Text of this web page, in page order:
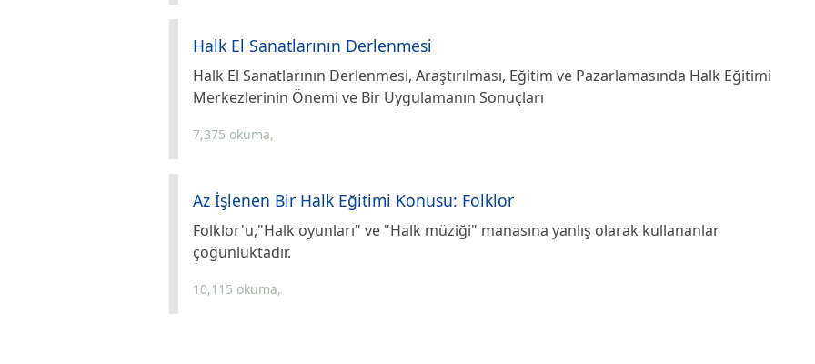
Halk El Sanatlarının Derlenmesi
Halk El Sanatlarının Derlenmesi, Araştırılması, Eğitim ve Pazarlamasında Halk Eğitimi
Merkezlerinin Önemi ve Bir Uygulamanın Sonuçları
7,375 okuma,
Az İşlenen Bir Halk Eğitimi Konusu: Folklor
Folklor'u,"Halk oyunları" ve "Halk müziği" manasına yanlış olarak kullananlar
çoğunluktadır.
10,115 okuma,